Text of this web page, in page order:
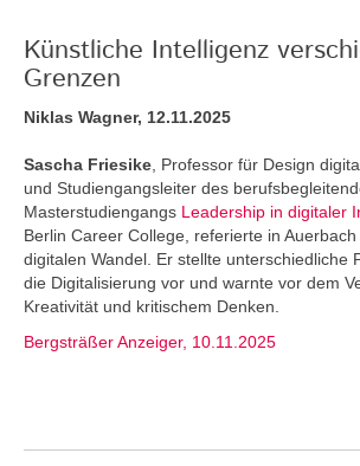
Künstliche Intelligenz
Grenzen
Niklas Wagner, 12.11.2025
Sascha Friesike , Professor für Design
und Studiengangsleiter des
Masterstudiengangs Leadership in digitaler
Berlin Career College, referierte in
digitalen Wandel. Er stellte unterschiedliche
die Digitalisierung vor und warnte vor dem
Kreativität und kritischem Denken.
Bergsträßer Anzeiger, 10.11.2025